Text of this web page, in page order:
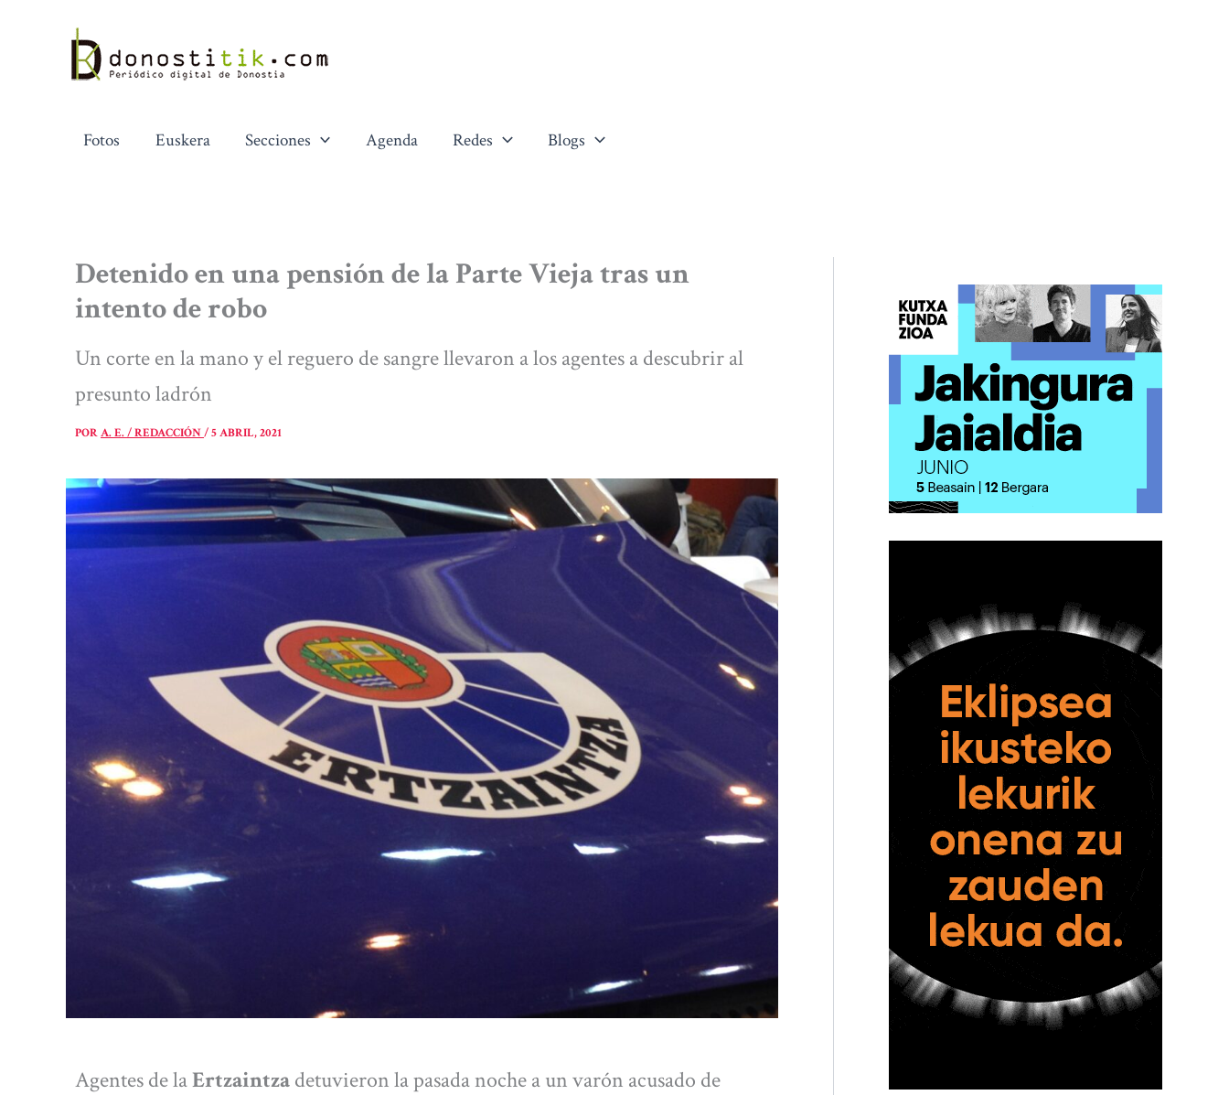
contenido
Fotos Euskera Secciones Agenda Redes Blogs
Detenido en una pensión de la Parte Vieja tras un
intento de robo
Un corte en la mano y el reguero de sangre llevaron a los agentes a descubrir al
presunto ladrón
PORA. E. / REDACCIÓN/5 ABRIL, 2021
Agentes de laErtzaintzadetuvieron la pasada noche a un varón acusado de